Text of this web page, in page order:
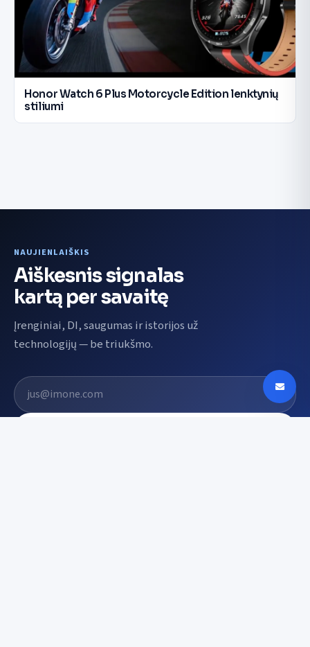
Honor Watch 6 Plus Motorcycle Edition lenktynių
stiliumi
NAUJIENLAIŠKIS
Aiškesnis signalas
kartą per savaitę
Įrenginiai, DI, saugumas ir istorijos už
technologijų — be triukšmo.
El. pašto adresas